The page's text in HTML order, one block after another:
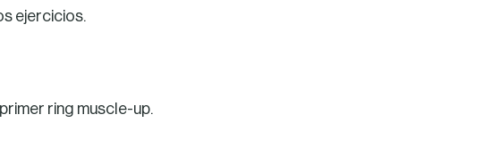
ejercicios.
ring muscle-up.